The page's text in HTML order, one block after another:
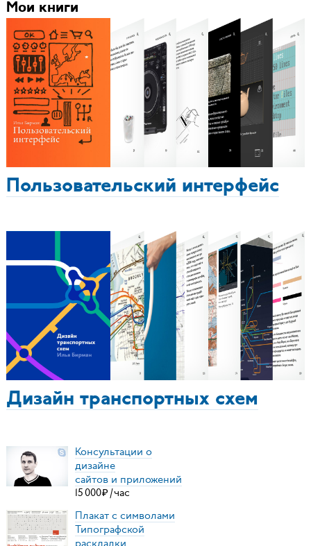
Мои книги
Пользовательский интерфейс
Дизайн транспортных схем
Консультации о
дизайне
сайтов и приложений
15000₽ /час
Плакат с символами
Типографской
раскладки